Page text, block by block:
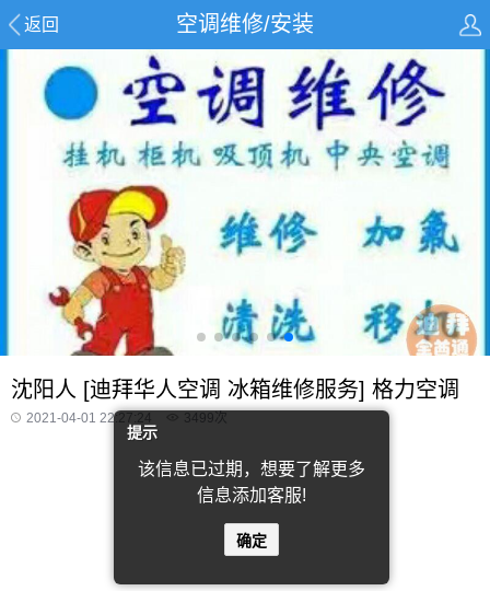
提示
该信息已过期，想要了解更多
信息添加客服!
确定
返回 空调维修/安装
沈阳人 [迪拜华人空调 冰箱维修服务] 格力空调
2021-04-01 22:27:24 3499次